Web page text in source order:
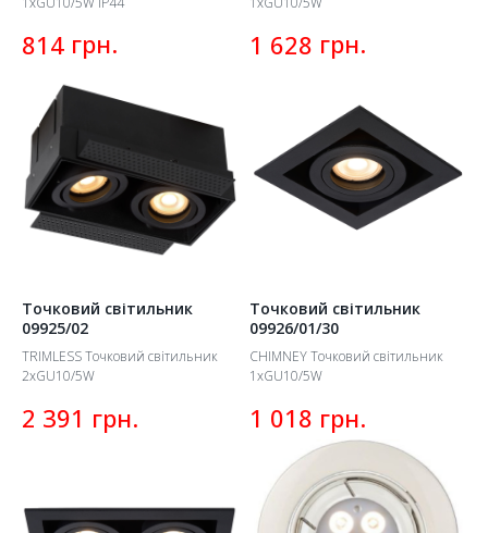
814 грн. 1 628 грн.
Точковий світильник
09925/02
TRIMLESS Точковий світильник
2xGU10/5W
2 391 грн.
Точковий світильник
09926/01/30
CHIMNEY Точковий світильник
1xGU10/5W
1 018 грн.